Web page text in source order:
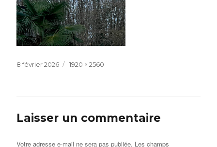
Publié
8 février 2026
Taille
1920 × 2560
Laisser un commentaire
Votre adresse e-mail ne sera pas publiée. Les champs